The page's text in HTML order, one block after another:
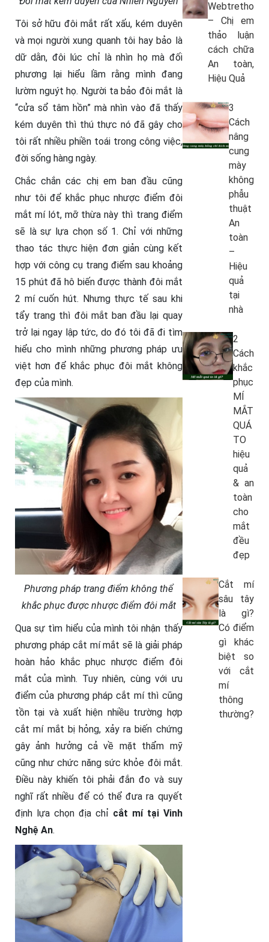
Tôi sở hữu đôi mắt rất xấu, kém duyên
và mọi người xung quanh tôi hay bảo là
dữ dằn, đôi lúc chỉ là nhìn họ mà đối
phương lại hiểu lầm rằng mình đang
lườm nguýt họ. Người ta bảo đôi mắt là
“cửa sổ tâm hồn” mà nhìn vào đã thấy
kém duyên thì thú thực nó đã gây cho
tôi rất nhiều phiền toái trong công việc,
đời sống hàng ngày.
Chắc chắn các chị em ban đầu cũng
như tôi để khắc phục nhược điểm đôi
mắt mí lót, mỡ thừa này thì trang điểm
sẽ là sự lựa chọn số 1. Chỉ với những
thao tác thực hiện đơn giản cùng kết
hợp với công cụ trang điểm sau khoảng
15 phút đã hô biến được thành đôi mắt
2 mí cuốn hút. Nhưng thực tế sau khi
tẩy trang thì đôi mắt ban đầu lại quay
trở lại ngay lập tức, do đó tôi đã đi tìm
hiểu cho mình những phương pháp ưu
việt hơn để khắc phục đôi mắt không
đẹp của mình.
Phương pháp trang điểm không thể
khắc phục được nhược điểm đôi mắt
Qua sự tìm hiểu của mình tôi nhận thấy
phương pháp cắt mí mắt sẽ là giải pháp
hoàn hảo khắc phục nhược điểm đôi
mắt của mình. Tuy nhiên, cùng với ưu
điểm của phương pháp cắt mí thì cũng
tồn tại và xuất hiện nhiều trường hợp
cắt mí mắt bị hỏng, xảy ra biến chứng
gây ảnh hưởng cả về mặt thẩm mỹ
cũng như chức năng sức khỏe đôi mắt.
Điều này khiến tôi phải đắn đo và suy
nghĩ rất nhiều để có thể đưa ra quyết
định lựa chọn địa chỉ cắt mí tại Vinh
Nghệ An.
Webtretho
– Chị em
thảo luận
cách chữa
An toàn,
Hiệu Quả
3
Cách
nâng
cung
mày
không
phẫu
thuật
An
toàn
–
Hiệu
quả
tại
nhà
2
Cách
khắc
phục
MÍ
MẮT
QUÁ
TO
hiệu
quả
& an
toàn
cho
mắt
đều
đẹp
Cắt mí
sâu tây
là gì?
Có điểm
gì khác
biệt so
với cắt
mí
thông
thường?